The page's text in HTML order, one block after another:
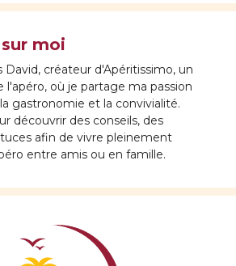
moi
David, créateur d'Apéritissimo, un
l'apéro, où je partage ma passion
gastronomie et la convivialité.
découvrir des conseils, des
afin de vivre pleinement
entre amis ou en famille.